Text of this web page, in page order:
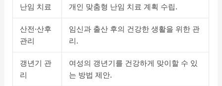
난임 치료 개인 맞춤형 난임 치료 계획 수립.
산전·산후
관리
임신과 출산 후의 건강한 생활을 위한 관
리.
갱년기 관
리
여성의 갱년기를 건강하게 맞이할 수 있
는 방법 제안.